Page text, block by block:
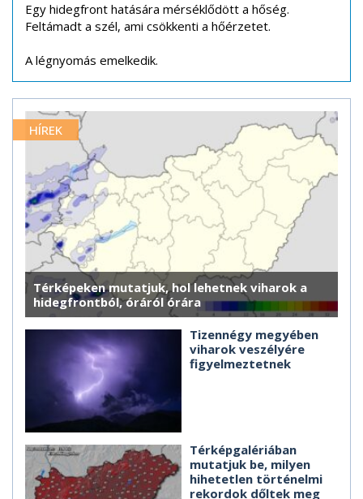
Egy hidegfront hatására mérséklődött a hőség.
Feltámadt a szél, ami csökkenti a hőérzetet.
A légnyomás emelkedik.
HÍREK
Térképeken mutatjuk, hol lehetnek viharok a
hidegfrontból, óráról órára
Tizennégy megyében
viharok veszélyére
figyelmeztetnek
Térképgalériában
mutatjuk be, milyen
hihetetlen történelmi
rekordok dőltek meg